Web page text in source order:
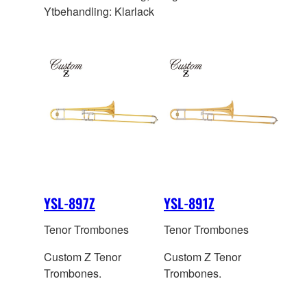
Ytbehandling: Klarlack
YSL-897Z
Tenor Trombones
Custom Z Tenor
Trombones.
YSL-891Z
Tenor Trombones
Custom Z Tenor
Trombones.